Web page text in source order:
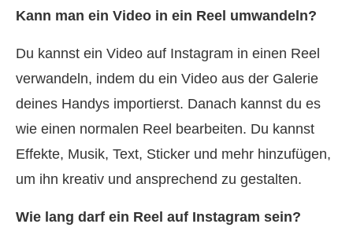
Kann man ein Video in ein Reel umwandeln?
Du kannst ein Video auf Instagram in einen Reel
verwandeln, indem du ein Video aus der Galerie
deines Handys importierst. Danach kannst du es
wie einen normalen Reel bearbeiten. Du kannst
Effekte, Musik, Text, Sticker und mehr hinzufügen,
um ihn kreativ und ansprechend zu gestalten.
Wie lang darf ein Reel auf Instagram sein?